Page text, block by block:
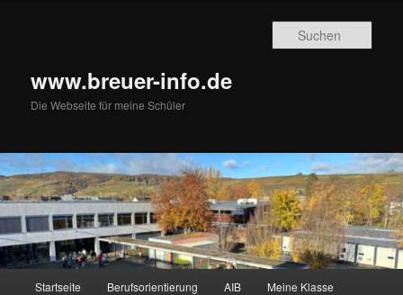
www.breuer-info.de
Die Webseite für meine Schüler
Startseite Berufsorientierung AIB Meine Klasse